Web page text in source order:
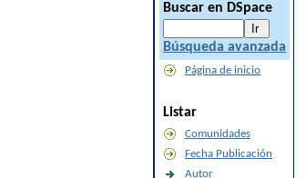
Buscar en DSpace
Búsqueda avanzada
Página de inicio
Listar
Comunidades
Fecha Publicación
Autor